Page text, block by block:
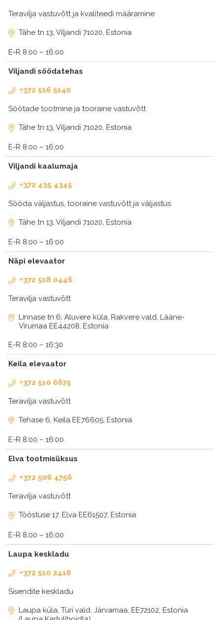
Teravilja vastuvõtt ja kvaliteedi määramine
Tähe tn 13, Viljandi 71020, Estonia
E-R 8:00 – 16:00
Viljandi söödatehas
+372 516 5140
Söötade tootmine ja tooraine vastuvõtt
Tähe tn 13, Viljandi 71020, Estonia
E-R 8:00 – 16:00
Viljandi kaalumaja
+372 435 4345
Sööda väljastus, tooraine vastuvõtt ja väljastus
Tähe tn 13, Viljandi 71020, Estonia
E-R 8:00 – 16:00
Näpi elevaator
+372 518 0446
Teravilja vastuvõtt
Linnase tn 6, Aluvere küla, Rakvere vald, Lääne-
Virumaa EE44208, Estonia
E-R 8:00 – 16:30
Keila elevaator
+372 510 6675
Teravilja vastuvõtt
Tehase 6, Keila EE76605, Estonia
E-R 8:00 – 16:00
Elva tootmisüksus
+372 506 4756
Teravilja vastuvõtt
Tööstuse 17, Elva EE61507, Estonia
E-R 8:00 – 16:00
Laupa keskladu
+372 510 2416
Sisendite keskladu
Laupa küla, Türi vald, Järvamaa, EE72102, Estonia